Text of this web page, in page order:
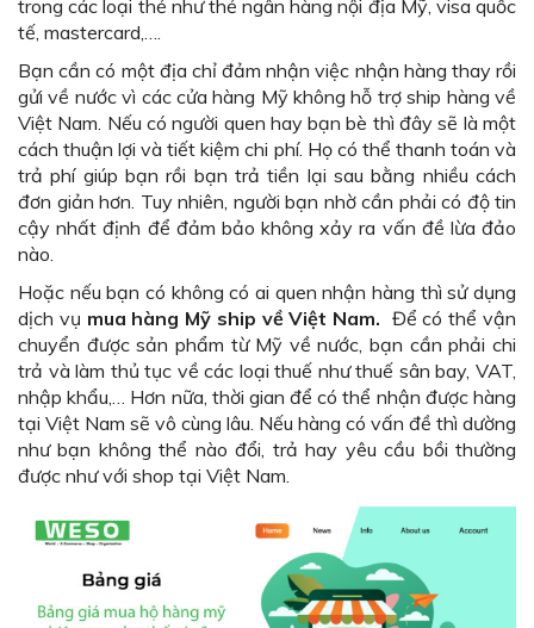
trong các loại thẻ như thẻ ngân hàng nội địa Mỹ, visa quốc
tế, mastercard,….
Bạn cần có một địa chỉ đảm nhận việc nhận hàng thay rồi
gửi về nước vì các cửa hàng Mỹ không hỗ trợ ship hàng về
Việt Nam. Nếu có người quen hay bạn bè thì đây sẽ là một
cách thuận lợi và tiết kiệm chi phí. Họ có thể thanh toán và
trả phí giúp bạn rồi bạn trả tiền lại sau bằng nhiều cách
đơn giản hơn. Tuy nhiên, người bạn nhờ cần phải có độ tin
cậy nhất định để đảm bảo không xảy ra vấn đề lừa đảo
nào.
Hoặc nếu bạn có không có ai quen nhận hàng thì sử dụng
dịch vụ mua hàng Mỹ ship về Việt Nam. Để có thể vận
chuyển được sản phẩm từ Mỹ về nước, bạn cần phải chi
trả và làm thủ tục về các loại thuế như thuế sân bay, VAT,
nhập khẩu,… Hơn nữa, thời gian để có thể nhận được hàng
tại Việt Nam sẽ vô cùng lâu. Nếu hàng có vấn đề thì dường
như bạn không thể nào đổi, trả hay yêu cầu bồi thường
được như với shop tại Việt Nam.